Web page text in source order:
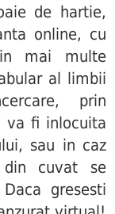
de hartie,
online, cu
mai multe
al limbii
prin
va fi inlocuita
sau in caz
cuvat se
gresesti